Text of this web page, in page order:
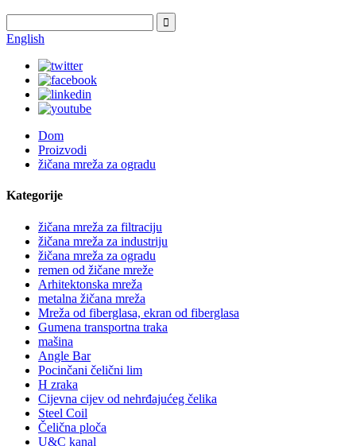
English
Dom
Proizvodi
žičana mreža za ogradu
Kategorije
žičana mreža za filtraciju
žičana mreža za industriju
žičana mreža za ogradu
remen od žičane mreže
Arhitektonska mreža
metalna žičana mreža
Mreža od fiberglasa, ekran od fiberglasa
Gumena transportna traka
mašina
Angle Bar
Pocinčani čelični lim
H zraka
Cijevna cijev od nehrđajućeg čelika
Steel Coil
Čelična ploča
U&C kanal